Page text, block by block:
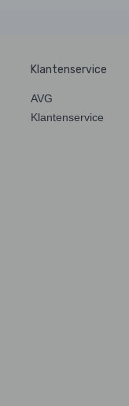
Klantenservice
AVG
Klantenservice